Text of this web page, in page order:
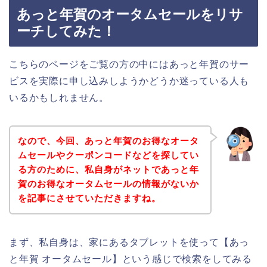
あっと年賀のオータムセールをリサ
ーチしてみた！
こちらのページをご覧の方の中にはあっと年賀のサー
ビスを実際に申し込みしようかどうか迷っている人も
いるかもしれません。
なので、今回、あっと年賀のお得なオータ
ムセールやクーポンコードなどを探してい
る方のために、私自身がネットであっと年
賀のお得なオータムセールの情報がないか
を記事にさせていただきますね。
まず、私自身は、家にあるタブレットを使って【あっ
と年賀 オータムセール】という感じで検索をしてみる